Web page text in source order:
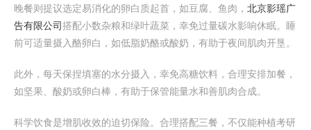
晚餐则提议选定易消化的卵白质起首，如豆腐、鱼肉， 北京影瑶广
告有限公司搭配小数杂粮和绿叶蔬菜，幸免过量碳水影响休眠。睡
前可适量摄入酪卵白，如低脂奶酪或酸奶，有助于夜间肌肉开垦。
此外，每天保捏填塞的水分摄入，幸免高糖饮料，合理安排加餐，
如坚果、酸奶或卵白棒，有助于保管能量水和善肌肉合成。
科学饮食是增肌收效的迫切保险。合理搭配三餐，不仅能种植考研